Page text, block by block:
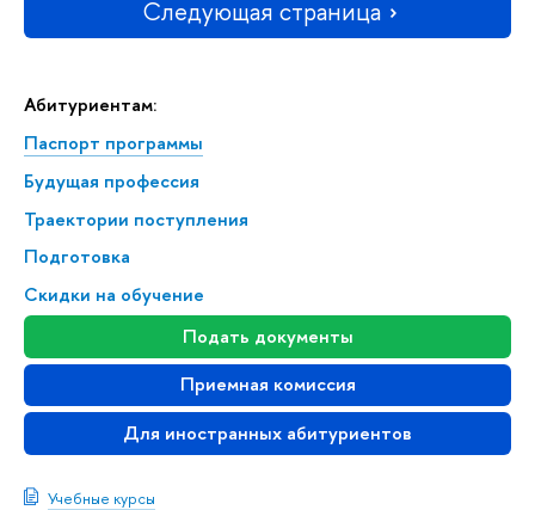
Абитуриентам:
Паспорт программы
Будущая профессия
Траектории поступления
Подготовка
Скидки на обучение
Подать документы
Приемная комиссия
Для иностранных абитуриентов
Учебные курсы
Следующая страница